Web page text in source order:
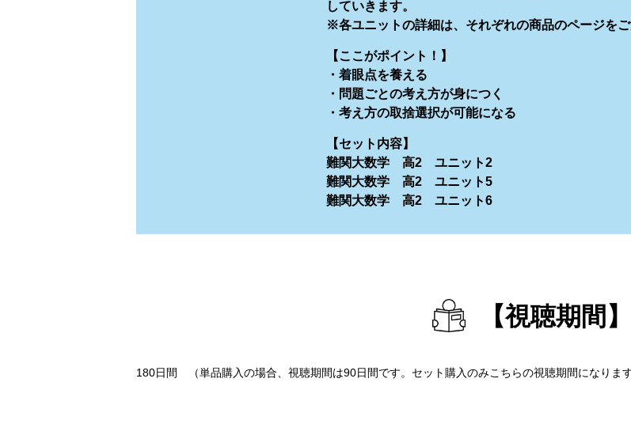
していきます。
※各ユニットの詳細は、それぞれの商品のページをご
【ここがポイント！】
・着眼点を養える
・問題ごとの考え方が身につく
・考え方の取捨選択が可能になる
【セット内容】
難関大数学 高2 ユニット2
難関大数学 高2 ユニット5
難関大数学 高2 ユニット6
【視聴期間】
180日間 （単品購入の場合、視聴期間は90日間です。セット購入のみこちらの視聴期間になります